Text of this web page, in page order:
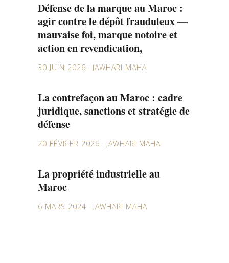
Défense de la marque au Maroc :
agir contre le dépôt frauduleux —
mauvaise foi, marque notoire et
action en revendication,
30 JUIN 2026 JAWHARI MAHA
La contrefaçon au Maroc : cadre
juridique, sanctions et stratégie de
défense
20 FÉVRIER 2026 JAWHARI MAHA
La propriété industrielle au
Maroc
6 MARS 2024 JAWHARI MAHA